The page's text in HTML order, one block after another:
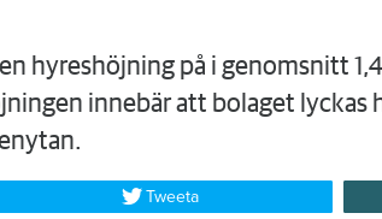
hyreshöjning på i genomsnitt
innebär att bolaget lyckas
Tweeta